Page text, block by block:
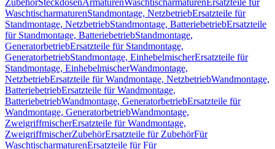
ZubehörSteckdosenArmaturenWaschtischarmaturen Ersatzteile für
WaschtischarmaturenStandmontage, NetzbetriebErsatzteile für
Standmontage, NetzbetriebStandmontage, BatteriebetriebErsatzteile
für Standmontage, BatteriebetriebStandmontage,
GeneratorbetriebErsatzteile für Standmontage,
GeneratorbetriebStandmontage, EinhebelmischerErsatzteile für
Standmontage, EinhebelmischerWandmontage,
NetzbetriebErsatzteile für Wandmontage, NetzbetriebWandmontage,
BatteriebetriebErsatzteile für Wandmontage,
BatteriebetriebWandmontage, GeneratorbetriebErsatzteile für
Wandmontage, GeneratorbetriebWandmontage,
ZweigriffmischerErsatzteile für Wandmontage,
ZweigriffmischerZubehörErsatzteile für ZubehörFür
WaschtischarmaturenErsatzteile für Für